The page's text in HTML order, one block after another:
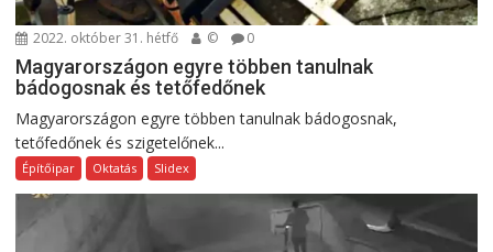
2022. október 31. hétfő © 0
Magyarországon egyre többen tanulnak
bádogosnak és tetőfedőnek
Magyarországon egyre többen tanulnak bádogosnak,
tetőfedőnek és szigetelőnek...
Építőipar Oktatás Slidex